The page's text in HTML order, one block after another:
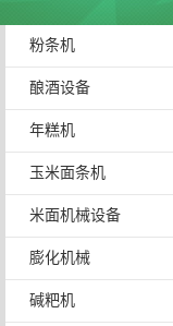
粉条机
酿酒设备
年糕机
玉米面条机
米面机械设备
膨化机械
碱粑机